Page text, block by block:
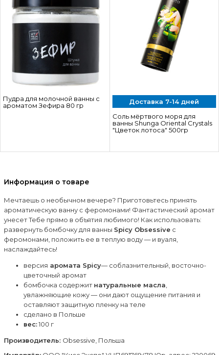
Пудра для молочной ванны с
ароматом Зефира 80 гр
Доставка 7-14 дней
Соль мёртвого моря для
ванны Shunga Oriental Crystals
"Цветок лотоса" 500гр
Информация о товаре
Мечтаешь о необычном вечере? Приготовьтесь принять
ароматическую ванну с феромонами! Фантастический аромат
унесет Тебе прямо в объятия любимого! Как использовать:
развернуть бомбочку для ванны Spicy Obsessive с
феромонами, положить ее в теплую воду — и вуаля,
наслаждайтесь!
версия аромата Spicy— соблазнительный, восточно-
цветочный аромат
бомбочка содержит натуральные масла
увлажняющие кожу — они дают ощущение питания и
оставляют защитную пленку на теле
сделано в Польше
вес:100 г
Производитель: Obsessive, Польша